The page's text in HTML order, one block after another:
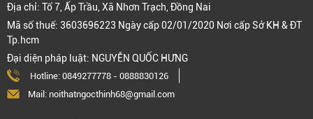
Địa chỉ: Tổ 7, Ấp Trầu, Xã Nhơn Trạch, Đồng Nai
Mã số thuế: 3603696223 Ngày cấp 02/01/2020 Nơi cấp Sở KH & ĐT
Tp.hcm
Đại diện pháp luật: NGUYỄN QUỐC HƯNG
Hotline: 0849277778 - 0888830126
Mail: noithatngocthinh68@gmail.com